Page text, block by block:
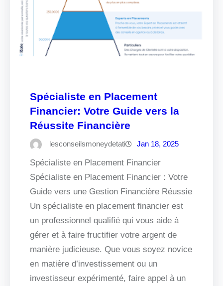
Spécialiste en Placement
Financier: Votre Guide vers la
Réussite Financière
lesconseilsmoneydetati Jan 18, 2025
Spécialiste en Placement Financier
Spécialiste en Placement Financier : Votre
Guide vers une Gestion Financière Réussie
Un spécialiste en placement financier est
un professionnel qualifié qui vous aide à
gérer et à faire fructifier votre argent de
manière judicieuse. Que vous soyez novice
en matière d’investissement ou un
investisseur expérimenté, faire appel à un